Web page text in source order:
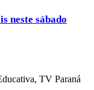
neste sábado
TV Paraná